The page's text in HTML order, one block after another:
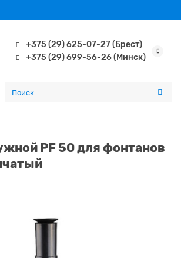
+375 (29) 625-07-27 (Брест)
+375 (29) 699-56-26 (Минск)
PF 50 для фонтанов